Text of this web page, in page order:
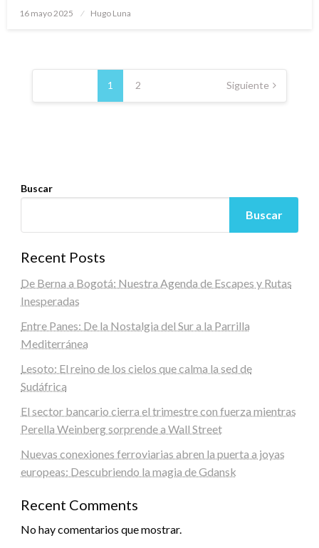
Publicado
16 mayo 2025 Hugo Luna
Paginación
entradas
1 2 Siguiente
Buscar
Buscar
Recent Posts
De Berna a Bogotá: Nuestra Agenda de Escapes y Rutas
Inesperadas
Entre Panes: De la Nostalgia del Sur a la Parrilla
Mediterránea
Lesoto: El reino de los cielos que calma la sed de
Sudáfrica
El sector bancario cierra el trimestre con fuerza mientras
Perella Weinberg sorprende a Wall Street
Nuevas conexiones ferroviarias abren la puerta a joyas
europeas: Descubriendo la magia de Gdansk
Recent Comments
No hay comentarios que mostrar.